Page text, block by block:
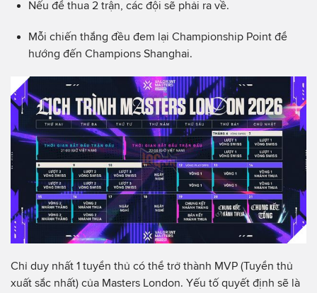
Nếu để thua 2 trận, các đội sẽ phải ra về.
Mỗi chiến thắng đều đem lại Championship Point để
hướng đến Champions Shanghai.
Chỉ duy nhất 1 tuyển thủ có thể trở thành MVP (Tuyển thủ
xuất sắc nhất) của Masters London. Yếu tố quyết định sẽ là